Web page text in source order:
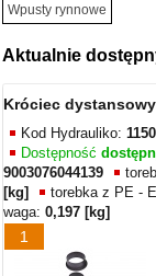
Wpusty rynnowe
Aktualnie
1
Króciec
Kod Hydrauliko:
Dostępność
9003076044139
[kg]
torebka z PE -
waga:0,197 [kg]